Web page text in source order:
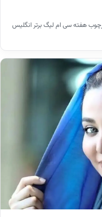
هفته سی ام لیگ برتر انگلیس